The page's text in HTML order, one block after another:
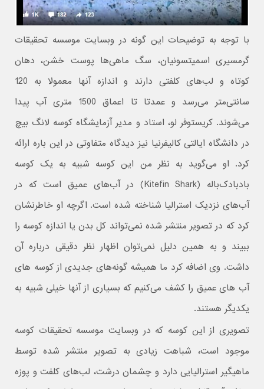
با توجه به توضیحات این گونه در وبسایت موسسه تحقیقات
گرمسیری اسمیتسونیان، سگ ماهی‌ها پوست خشن، دهان
کوتاه و لب‌های کلفتی دارند و اندازه آنها معمولا به 120
سانتی‌متر می‌رسد و عمدتا تا اعماق 1500 متری آب پیدا
می‌شوند. کریستوفر لو، استاد و مدیر آزمایشگاه کوسه لانگ بیچ
در دانشگاه ایالتی کالیفرنیا نیز دیدگاه متفاوتی در این باره ارائه
کرد. او می‌گوید به نظر من این کوسه شبیه به یک کوسه
بادبادک‌باله (Kitefin Shark) در آب‌های عمیق است که در
آب‌های نزدیک استرالیا شناخته شده است. اگرچه او خاطرنشان
کرد که در تصویر منتشر شده نمی‌تواند کل بدن یا اندازه کوسه را
ببیند و به همین دلیل نمی‌توان اظهار نظر دقیقی درباره آن
داشت. وی اضافه کرد ما همیشه گونه‌های جدیدی از کوسه های
آب های عمیق را کشف می‌کنیم که بسیاری از آنها خیلی شبیه به
یکدیگر هستند.
تصویری از این کوسه که در وبسایت موسسه تحقیقات کوسه
موجود است، شباهت زیادی به تصویر منتشر شده توسط
ماهیگیر استرالیایی دارد و چشمان درشت، لب‌های کلفت و پوزه